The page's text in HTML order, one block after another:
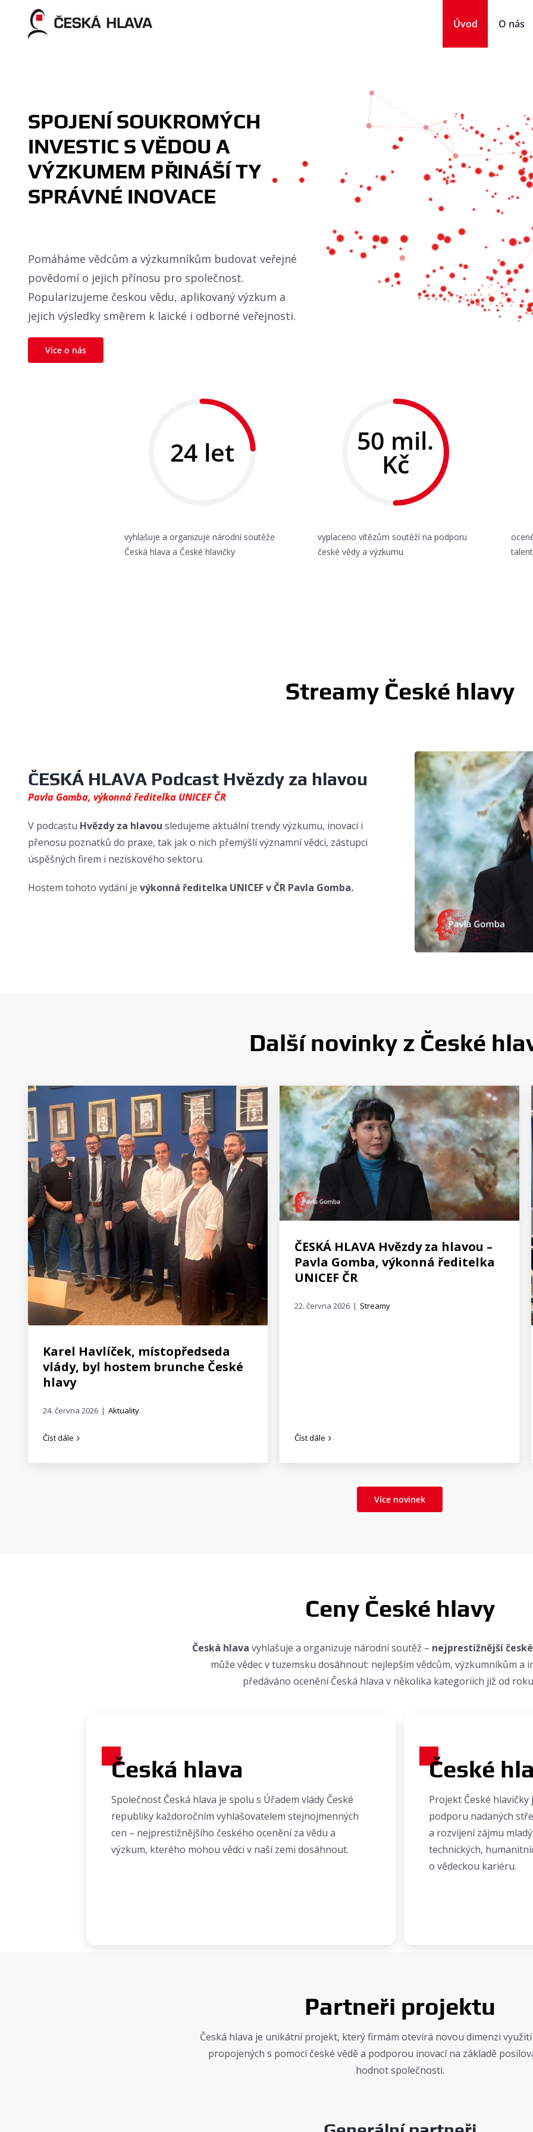
content
Úvod O nás
SPOJENÍ SOUKROMÝCH
INVESTIC S VĚDOU A
VÝZKUMEM PŘINÁŠÍ TY
SPRÁVNÉ INOVACE
Pomáháme vědcům a výzkumníkům budovat veřejné
povědomí o jejich přínosu pro společnost.
Popularizujeme českou vědu, aplikovaný výzkum a
jejich výsledky směrem k laické i odborné veřejnosti.
Více o nás
24 let
vyhlašuje a organizuje národní soutěže
Česká hlava a České hlavičky
50 mil.
Kč
vyplaceno vítězům soutěží na podporu
české vědy a výzkumu
Streamy České hlavy
ČESKÁ HLAVA Podcast Hvězdy za hlavou
Pavla Gomba, výkonná ředitelka UNICEF ČR
V podcastu Hvězdy za hlavou sledujeme aktuální trendy výzkumu, inovací i
přenosu poznatků do praxe, tak jak o nich přemýšlí významní vědci, zástupci
úspěšných firem i neziskového sektoru.
Hostem tohoto vydání je výkonná ředitelka UNICEF v ČR Pavla Gomba.
Další novinky z České
Karel Havlíček, místopředseda
vlády, byl hostem brunche České
hlavy
24. června 2026 | Aktuality
Číst dále
ČESKÁ HLAVA Hvězdy za hlavou –
Pavla Gomba, výkonná ředitelka
UNICEF ČR
22. června 2026 | Streamy
Číst dále
Více novinek
Ceny České hlavy
Česká hlava vyhlašuje a organizuje národní soutěž – nejprestižnější
může vědec v tuzemsku dosáhnout: nejlepším vědcům, výzkumníkům a
předáváno ocenění Česká hlava v několika kategoriích již od
Česká hlava
Společnost Česká hlava je spolu s Úřadem vlády České
republiky každoročním vyhlašovatelem stejnojmenných
cen – nejprestižnějšího českého ocenění za vědu a
výzkum, kterého mohou vědci v naší zemi dosáhnout.
České
Projekt České
podporu nadaných
a rozvíjení zájmu
technických,
o vědeckou kariéru.
Partneři projektu
Česká hlava je unikátní projekt, který firmám otevírá novou dimenzi
propojených s pomocí české vědě a podporou inovací na základě
hodnot společnosti.